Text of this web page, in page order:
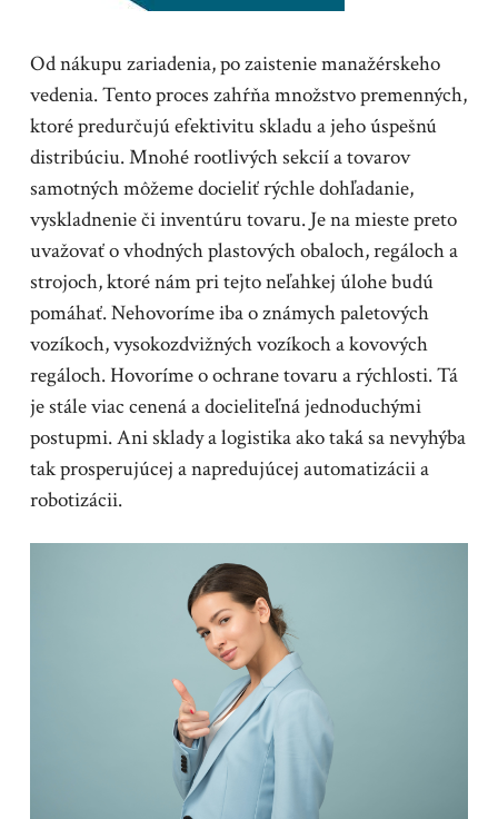
Od nákupu zariadenia, po zaistenie manažérskeho
vedenia. Tento proces zahŕňa množstvo premenných,
ktoré predurčujú efektivitu skladu a jeho úspešnú
distribúciu. Mnohé rootlivých sekcií a tovarov
samotných môžeme docieliť rýchle dohľadanie,
vyskladnenie či inventúru tovaru. Je na mieste preto
uvažovať o vhodných plastových obaloch, regáloch a
strojoch, ktoré nám pri tejto neľahkej úlohe budú
pomáhať. Nehovoríme iba o známych paletových
vozíkoch, vysokozdvižných vozíkoch a kovových
regáloch. Hovoríme o ochrane tovaru a rýchlosti. Tá
je stále viac cenená a docieliteľná jednoduchými
postupmi. Ani sklady a logistika ako taká sa nevyhýba
tak prosperujúcej a napredujúcej automatizácii a
robotizácii.